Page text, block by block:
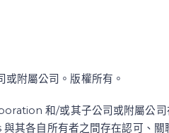
附屬公司。版權所有。
和/或其子公司或附屬公司
其各自所有者之間存在認可、關